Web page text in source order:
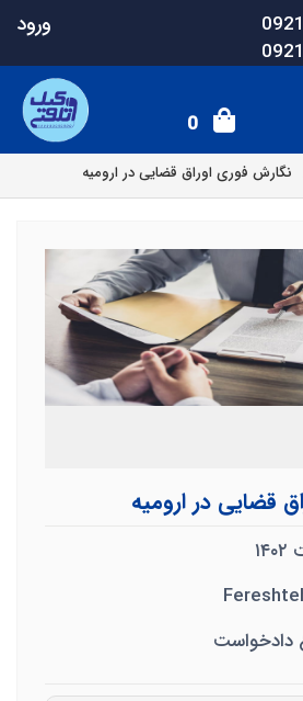
ورود
0
نگارش فوری اوراق قضایی در ارومیه
قضایی در ارومیه
دادخواست